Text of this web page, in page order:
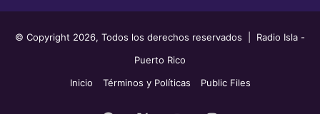
© Copyright 2026, Todos los derechos reservados | Radio Isla -
Puerto Rico
Inicio
Términos y Políticas Public Files